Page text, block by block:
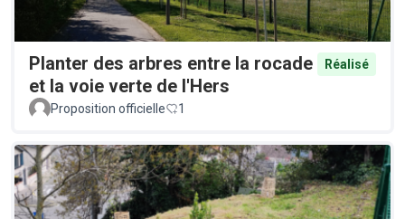
Planter des arbres entre la rocade
et la voie verte de l'Hers
Réalisé
Proposition officielle 1